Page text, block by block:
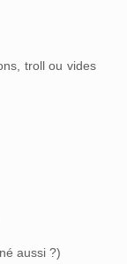
troll ou vides
aussi ?)